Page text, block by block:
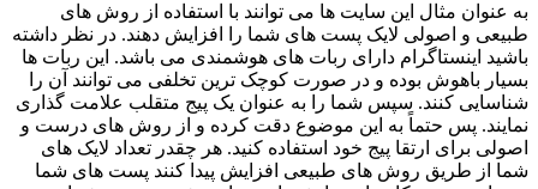
به عنوان مثال این سایت‌ ها می‌ توانند با استفاده از روش‌ های
طبیعی و اصولی لایک پست‌ های شما را افزایش دهند. در نظر داشته
باشید اینستاگرام دارای ربات‌ های هوشمندی می‌ باشد. این ربات ها
بسیار باهوش بوده و در صورت کوچک‌ ترین تخلفی می‌ توانند آن را
شناسایی کنند. سپس شما را به عنوان یک پیج متقلب علامت گذاری
نمایند. پس حتماً به این موضوع دقت کرده و از روش‌ های درست و
اصولی برای ارتقا پیج خود استفاده کنید. هر چقدر تعداد لایک‌ های
شما از طریق روش‌ های طبیعی افزایش پیدا کنند پست‌ های شما